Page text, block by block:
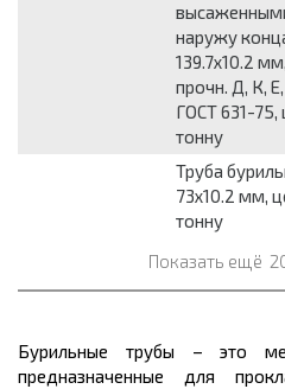
наружу
139.7х10.2
прочн. Д, К,
ГОСТ 631-75,
тонну
Труба
73х10.2 мм,
тонну
Показать ещё
Бурильные трубы – это
предназначенные для